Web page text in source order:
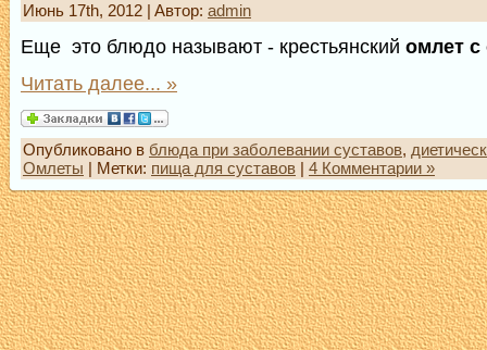
Июнь 17th, 2012 | Aвтор: admin
Еще это блюдо называют - крестьянский омлет
Читать далее... »
Опубликовано в блюда при заболевании суставов,
Омлеты | Метки: пища для суставов | 4 Комментарии »